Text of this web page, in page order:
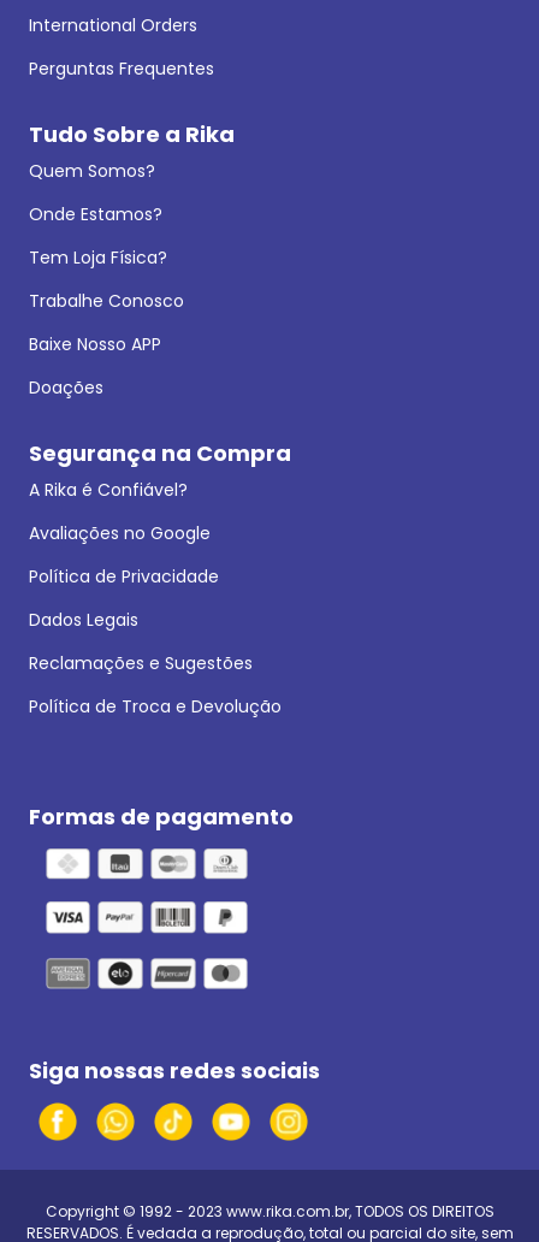
International Orders
Perguntas Frequentes
Tudo Sobre a Rika
Quem Somos?
Onde Estamos?
Tem Loja Física?
Trabalhe Conosco
Baixe Nosso APP
Doações
Segurança na Compra
A Rika é Confiável?
Avaliações no Google
Política de Privacidade
Dados Legais
Reclamações e Sugestões
Política de Troca e Devolução
Formas de pagamento
Siga nossas redes sociais
Copyright © 1992 - 2023 www.rika.com.br, TODOS OS DIREITOS
RESERVADOS. É vedada a reprodução, total ou parcial do site, sem